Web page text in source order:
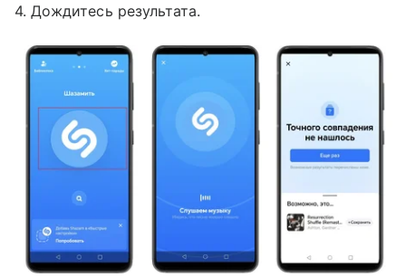
4. Дождитесь результата.